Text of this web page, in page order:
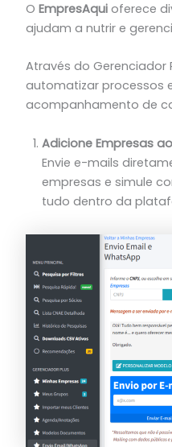
O EmpresAquioferece
ajudam a nutrir e
Através do Gerenciador
automatizar processos
acompanhamento de
Adicione Empresas
Envie e-mails
empresas e simule
tudo dentro da